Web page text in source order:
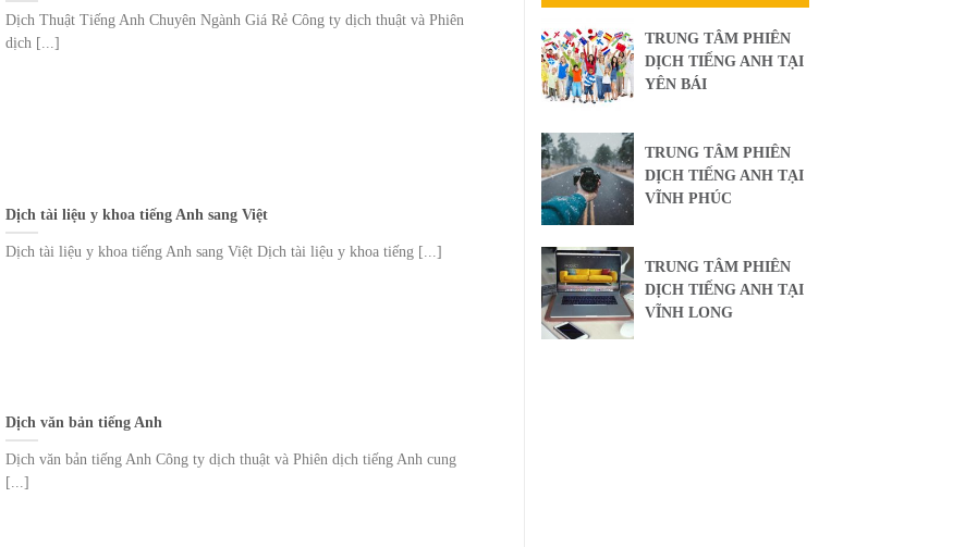
Dịch Thuật Tiếng Anh Chuyên Ngành Giá Rẻ Công ty dịch thuật và Phiên
dịch [...]
Dịch tài liệu y khoa tiếng Anh sang Việt
Dịch tài liệu y khoa tiếng Anh sang Việt Dịch tài liệu y khoa tiếng [...]
Dịch văn bản tiếng Anh
Dịch văn bản tiếng Anh Công ty dịch thuật và Phiên dịch tiếng Anh cung
[...]
TRUNG TÂM PHIÊN
DỊCH TIẾNG ANH TẠI
YÊN BÁI
TRUNG TÂM PHIÊN
DỊCH TIẾNG ANH TẠI
VĨNH PHÚC
TRUNG TÂM PHIÊN
DỊCH TIẾNG ANH TẠI
VĨNH LONG